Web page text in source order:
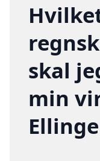
skal
min